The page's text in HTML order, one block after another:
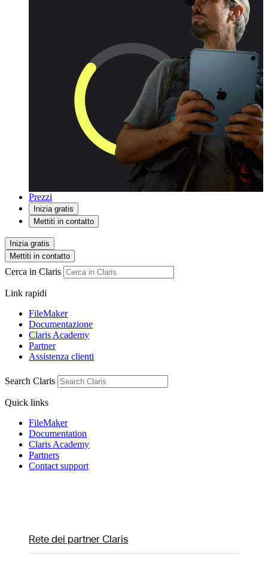
Prezzi
Inizia gratis
Mettiti in contatto
Inizia gratis
Mettiti in contatto
Cerca in Claris
Link rapidi
FileMaker
Documentazione
Claris Academy
Partner
Assistenza clienti
Search Claris
Quick links
FileMaker
Documentation
Claris Academy
Partners
Contact support
Rete dei partner Claris